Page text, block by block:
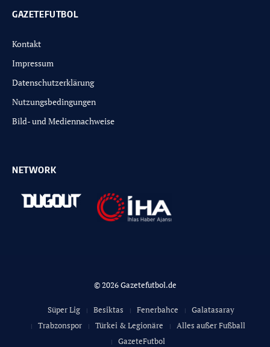
GAZETEFUTBOL
Kontakt
Impressum
Datenschutzerklärung
Nutzungsbedingungen
Bild- und Mediennachweise
NETWORK
© 2026 Gazetefutbol.de
Süper Lig Besiktas Fenerbahce
Galatasaray
Trabzonspor
Türkei & Legionäre
Alles außer Fußball
GazeteFutbol